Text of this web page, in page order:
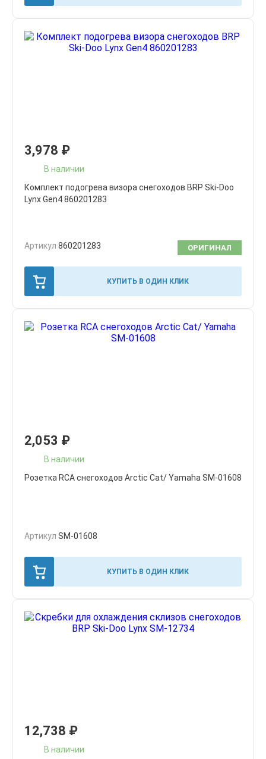
3,978 ₽
В наличии
Комплект подогрева визора снегоходов BRP Ski-Doo
Lynx Gen4 860201283
Артикул 860201283 ОРИГИНАЛ
КУПИТЬ В ОДИН КЛИК
2,053 ₽
В наличии
Розетка RCA снегоходов Arctic Cat/ Yamaha SM-01608
Артикул SM-01608
КУПИТЬ В ОДИН КЛИК
12,738 ₽
В наличии